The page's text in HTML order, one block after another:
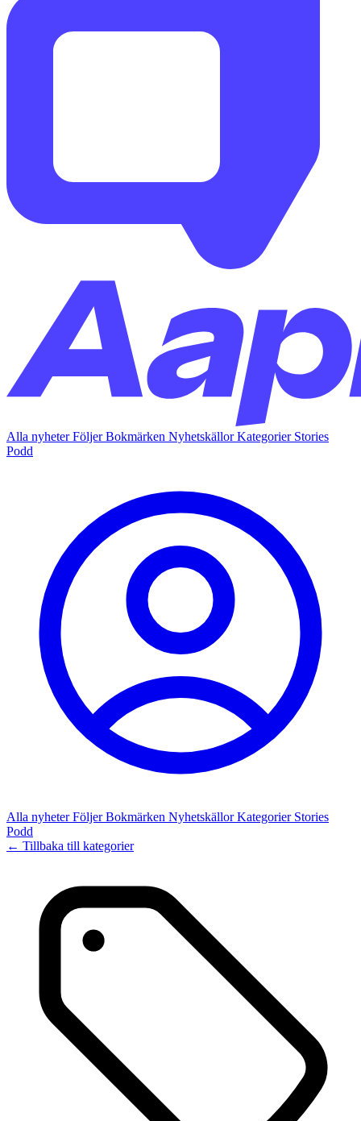
Alla nyheterFöljerBokmärken NyhetskällorKategorier Stories
Podd
Alla nyheterFöljerBokmärken NyhetskällorKategorier Stories
Podd
← Tillbaka till kategorier